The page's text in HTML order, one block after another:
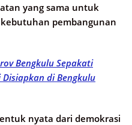
yang sama untuk
pembangunan
Bengkulu Sepakati
di Bengkulu
nyata dari demokrasi